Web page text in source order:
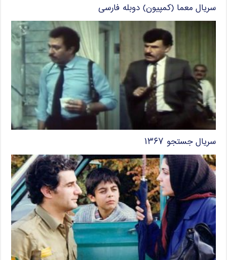
سریال معما (کمپیون) دوبله فارسی
سریال جستجو ۱۳۶۷